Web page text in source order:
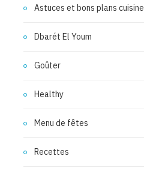
Astuces et bons plans cuisine
Dbarét El Youm
Goûter
Healthy
Menu de fêtes
Recettes